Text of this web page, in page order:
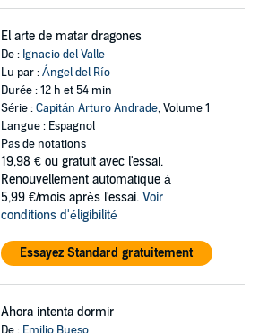
El arte de matar dragones
De : Ignacio del Valle
Lu par :Ángel del Río
Durée : 12 h et 54 min
Série :Capitán Arturo Andrade, Volume 1
Langue : Espagnol
Pas de notations
19,98 € ou gratuit avec l'essai.
Renouvellement automatique à
5,99 €/mois après l'essai. Voir
conditions d'éligibilité
Essayez Standard gratuitement
Ahora intenta dormir